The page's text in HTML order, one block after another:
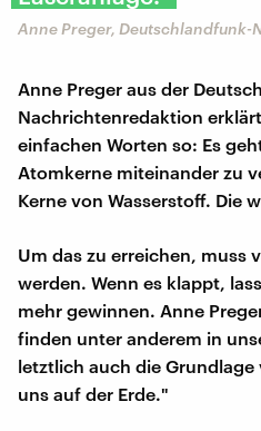
Anne Preger, Deutschlandfunk-
Anne Preger aus der
Nachrichtenredaktion
einfachen Worten so: Es
Atomkerne miteinander zu
Kerne von Wasserstoff. Die
Um das zu erreichen, muss
werden. Wenn es klappt,
mehr gewinnen. Anne
finden unter anderem in
letztlich auch die
uns auf der Erde."